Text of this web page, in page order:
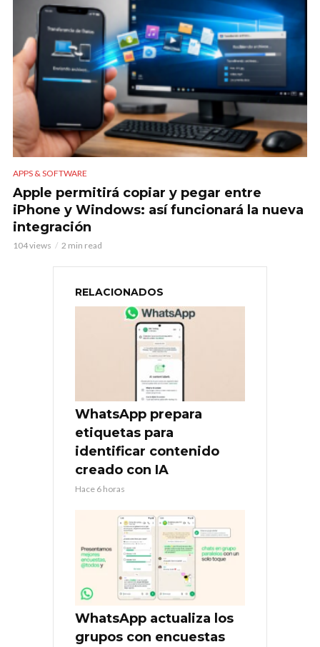
APPS & SOFTWARE
Apple permitirá copiar y pegar entre
iPhone y Windows: así funcionará la nueva
integración
104 views 2 min read
RELACIONADOS
WhatsApp prepara
etiquetas para
identificar contenido
creado con IA
Hace 6 horas
WhatsApp actualiza los
grupos con encuestas